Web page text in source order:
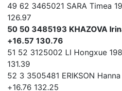
49 62 3465021 SARA Timea
126.97
50 50 3485193 KHAZOVA
+16.57 130.76
51 52 3125002 LI Hongxue
131.39
52 3 3505481 ERIKSON
+16.76 132.25